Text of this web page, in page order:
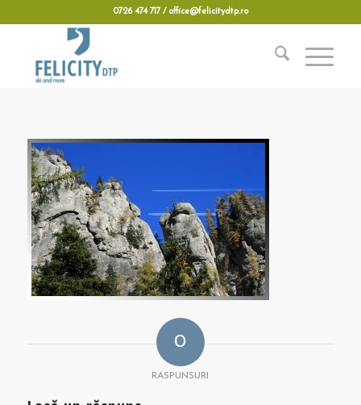
0726 474 717 / office@felicitydtp.ro
0
RASPUNSURI